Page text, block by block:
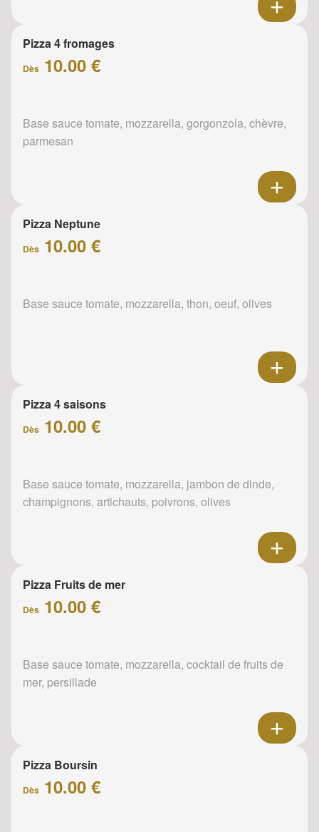
Pizza 4 fromages
Dès 10.00 €
Base sauce tomate, mozzarella, gorgonzola, chèvre,
parmesan
Pizza Neptune
Dès 10.00 €
Base sauce tomate, mozzarella, thon, oeuf, olives
Pizza 4 saisons
Dès 10.00 €
Base sauce tomate, mozzarella, jambon de dinde,
champignons, artichauts, poivrons, olives
Pizza Fruits de mer
Dès 10.00 €
Base sauce tomate, mozzarella, cocktail de fruits de
mer, persillade
Pizza Boursin
Dès 10.00 €